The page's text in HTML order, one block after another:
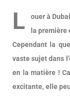
L
ouer à
la première
Cependant la
vaste sujet dans
en la matière !
excitante, elle